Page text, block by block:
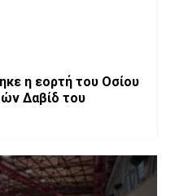
η εορτή του Οσίου
Δαβίδ του